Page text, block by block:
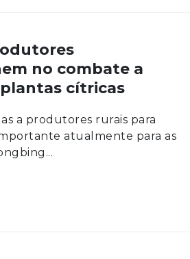
no combate a
cítricas
a produtores rurais para
atualmente para as